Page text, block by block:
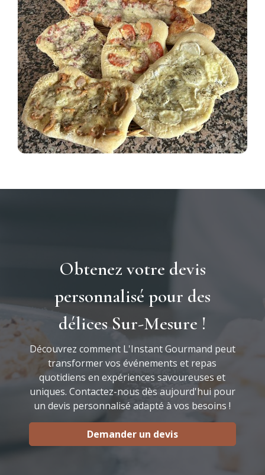
Obtenez votre devis
personnalisé pour des
délices Sur-Mesure !
Découvrez comment L'Instant Gourmand peut
transformer vos événements et repas
quotidiens en expériences savoureuses et
uniques. Contactez-nous dès aujourd'hui pour
un devis personnalisé adapté à vos besoins !
Demander un devis